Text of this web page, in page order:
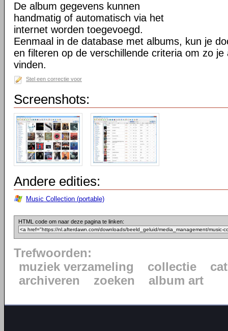
De album gegevens kunnen
handmatig of automatisch via het
internet worden toegevoegd.
Eenmaal in de database met albums, kun je
en filteren op de verschillende criteria om zo
vinden.
Stel een correctie voor
Screenshots:
Andere edities:
Music Collection (portable)
HTML code om naar deze pagina te linken:
Trefwoorden:
muziek verzameling
collectie
archiveren
zoeken album art